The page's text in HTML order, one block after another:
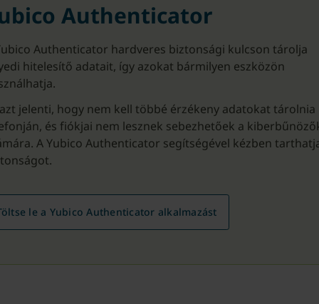
Authenticator
Authenticator hardveres biztonsági kulcson tárolja
hitelesítő adatait, így azokat bármilyen eszközön
jelenti, hogy nem kell többé érzékeny adatokat tárolnia
és fiókjai nem lesznek sebezhetőek a
A Yubico Authenticator segítségével kézben
le a Yubico Authenticator alkalmazást